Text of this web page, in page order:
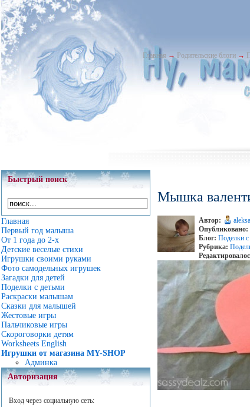
Главная → Родительские блоги →
Быстрый поиск
Главная
Первый год малыша
От 1 года до 2-х
Детские веселые стихи
Игрушки своими руками
Фото самодельных игрушек
Загадки для детей
Поделки с детьми
Раскраски малышам
Сказки для малышей
Жестовые игры
Пальчиковые игры
Скороговорки детям
Worksheets English
Игрушки от магазина MY-SHOP
Админка
Авторизация
Вход через социальную сеть:
Мышка
Автор:
Опубликовано:
Блог: Поделки с
Рубрика: